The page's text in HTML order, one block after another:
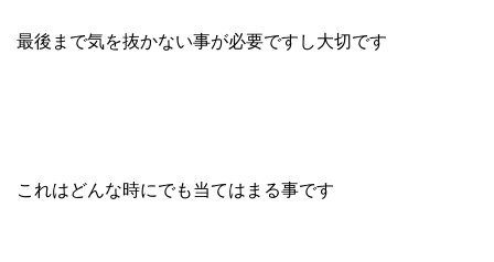
最後まで気を抜かない事が必要ですし大切です
これはどんな時にでも当てはまる事です